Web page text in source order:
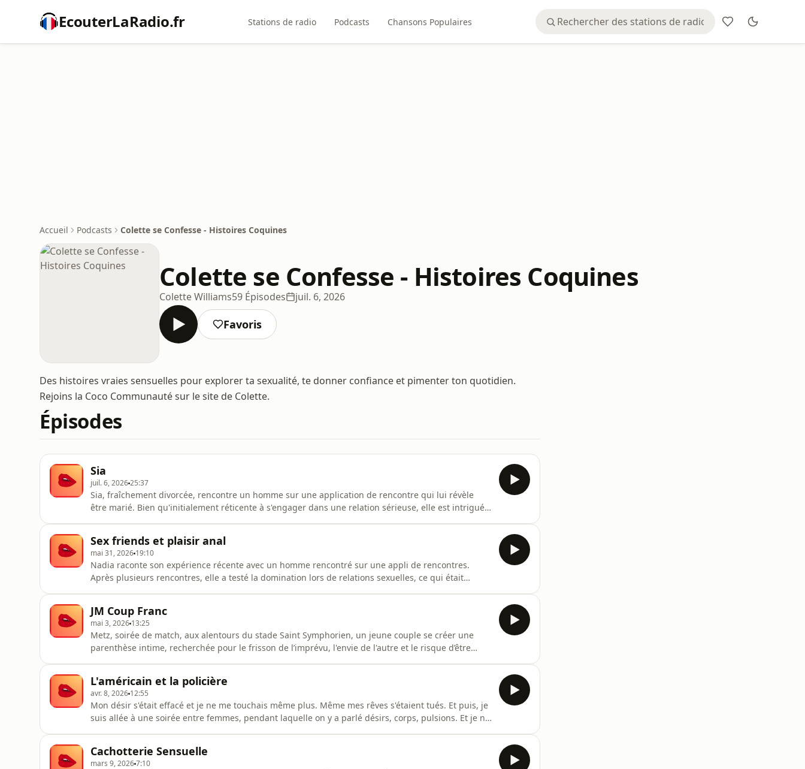
EcouterLaRadio.fr Stations de radio Podcasts Chansons Populaires
Accueil Podcasts Colette se Confesse - Histoires Coquines
Colette se Confesse - Histoires Coquines
Colette Williams59 Épisodes juil. 6, 2026
Favoris
Des histoires vraies sensuelles pour explorer ta sexualité, te donner confiance et pimenter ton quotidien.
Rejoins la Coco Communauté sur le site de Colette.
Épisodes
Sia
juil. 6, 202625:37
Sia, fraîchement divorcée, rencontre un homme sur une application de rencontre qui lui révèle
être marié. Bien qu'initialement réticente à s'engager dans une relation sérieuse, elle est intriguée
et in
Sex friends et plaisir anal
mai 31, 2026 19:10
Nadia raconte son expérience récente avec un homme rencontré sur une appli de rencontres.
Après plusieurs rencontres, elle a testé la domination lors de relations sexuelles, ce qui était
était basée
JM Coup Franc
mai 3, 2026 13:25
Metz, soirée de match, aux alentours du stade Saint Symphorien, un jeune couple se créer une
parenthèse intime, recherchée pour le frisson de l’imprévu, l'envie de l'autre et le risque d’être
dans un univers
L'américain et la policière
avr. 8, 2026 12:55
Mon désir s'était effacé et je ne me touchais même plus. Même mes rêves s'étaient tués. Et puis, je
suis allée à une soirée entre femmes, pendant laquelle on y a parlé désirs, corps, pulsions. Et je ne
Cachotterie Sensuelle
mars 9, 20267:10